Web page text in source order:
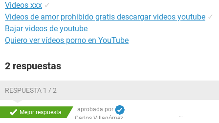
Videos xxx ✓
Videos de amor prohibido gratis descargar videos youtube ✓
Bajar videos de youtube
Quiero ver vídeos porno en YouTube
2 respuestas
RESPUESTA 1 / 2
Mejor respuesta
aprobada por
Carlos Villagómez